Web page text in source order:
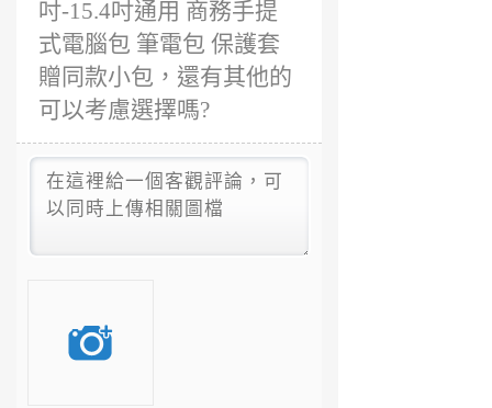
吋-15.4吋通用 商務手提
式電腦包 筆電包 保護套
贈同款小包，還有其他的
可以考慮選擇嗎?